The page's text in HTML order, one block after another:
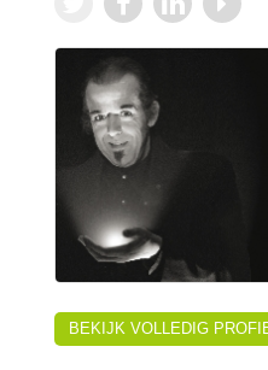
BEKIJK VOLLEDIG